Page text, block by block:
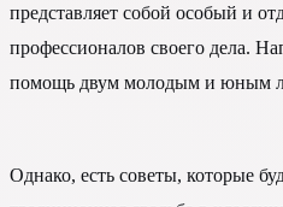
представляет собой особый и
профессионалов своего дела.
помощь двум молодым и юным
Однако, есть советы, которые